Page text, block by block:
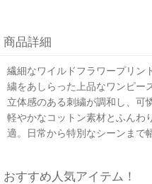
商品詳細
繊細なワイルドフラワープリン
繍をあしらった上品なワンピー
立体感のある刺繍が調和し、可
軽やかなコットン素材とふんわ
適。日常から特別なシーンまで
おすすめ人気アイテム！